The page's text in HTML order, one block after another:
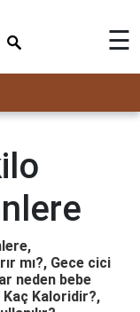
☰
mı?, Gece cici
neden bebe
Kaloridir?,